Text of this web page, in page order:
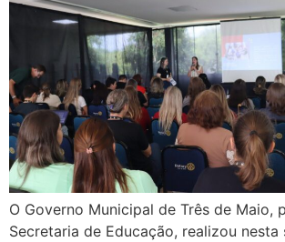
O Governo Municipal de Três de Maio,
Secretaria de Educação, realizou nesta